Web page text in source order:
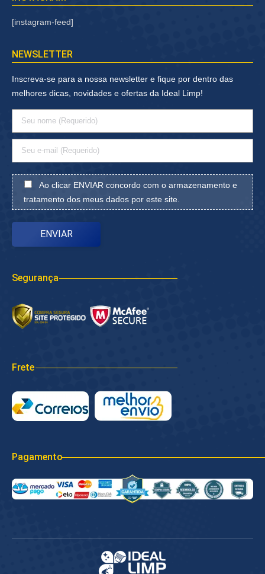
[instagram-feed]
NEWSLETTER
Inscreva-se para a nossa newsletter e fique por dentro das
melhores dicas, novidades e ofertas da Ideal Limp!
Ao clicar ENVIAR concordo com o armazenamento e
tratamento dos meus dados por este site.
Segurança
Frete
Pagamento